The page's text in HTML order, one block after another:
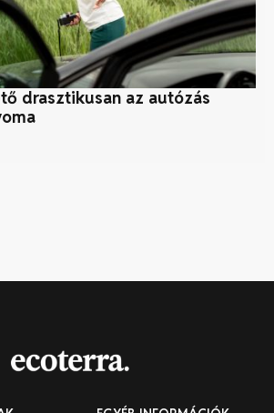
drasztikusan az autózás